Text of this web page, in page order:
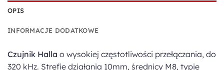
OPIS
INFORMACJE DODATKOWE
Czujnik Halla o wysokiej częstotliwości przełączania, do
320 kHz. Strefie działania 10mm, średnicy M8, typie